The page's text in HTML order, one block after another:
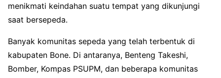
menikmati keindahan suatu tempat yang dikunjungi
saat bersepeda.
Banyak komunitas sepeda yang telah terbentuk di
kabupaten Bone. Di antaranya, Benteng Takeshi,
Bomber, Kompas PSUPM, dan beberapa komunitas